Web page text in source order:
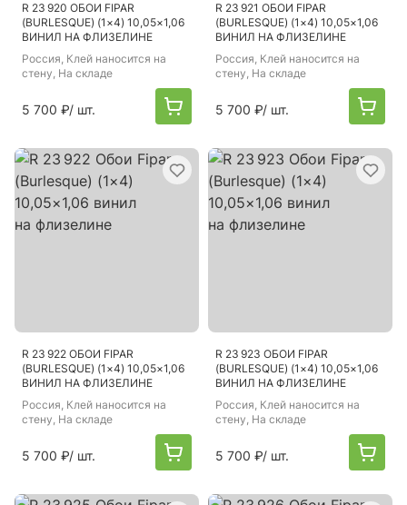
R 23 920 ОБОИ FIPAR
(BURLESQUE) (1×4) 10,05×1,06
ВИНИЛ НА ФЛИЗЕЛИНЕ
Россия, Клей наносится на
стену, На складе
5 700 ₽/ шт.
R 23 921 ОБОИ FIPAR
(BURLESQUE) (1×4) 10,05×1,06
ВИНИЛ НА ФЛИЗЕЛИНЕ
Россия, Клей наносится на
стену, На складе
5 700 ₽/ шт.
R 23 922 ОБОИ FIPAR
(BURLESQUE) (1×4) 10,05×1,06
ВИНИЛ НА ФЛИЗЕЛИНЕ
Россия, Клей наносится на
стену, На складе
5 700 ₽/ шт.
R 23 923 ОБОИ FIPAR
(BURLESQUE) (1×4) 10,05×1,06
ВИНИЛ НА ФЛИЗЕЛИНЕ
Россия, Клей наносится на
стену, На складе
5 700 ₽/ шт.